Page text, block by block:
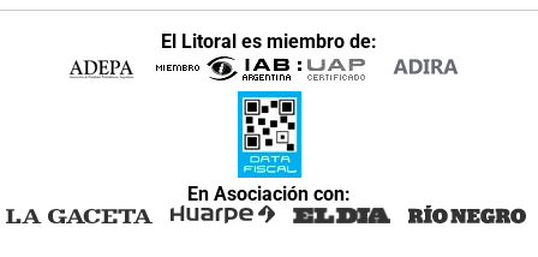
El Litoral es miembro de:
En Asociación con: